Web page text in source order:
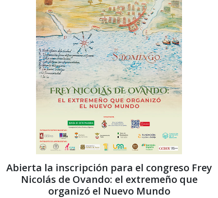
Abierta la inscripción para el congreso Frey
Nicolás de Ovando: el extremeño que
organizó el Nuevo Mundo